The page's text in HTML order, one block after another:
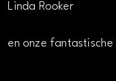
Linda Rooker
en onze